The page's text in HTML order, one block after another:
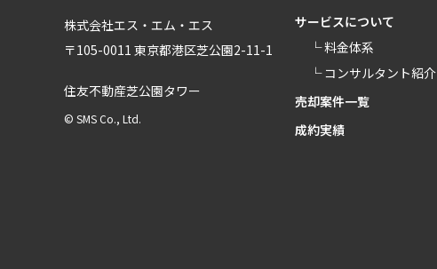
株式会社エス・エム・エス
〒105-0011 東京都港区芝公園2-11-1
住友不動産芝公園タワー
© SMS Co., Ltd.
サービスについて
└ 料金体系
└ コンサルタント紹介
売却案件一覧
成約実績